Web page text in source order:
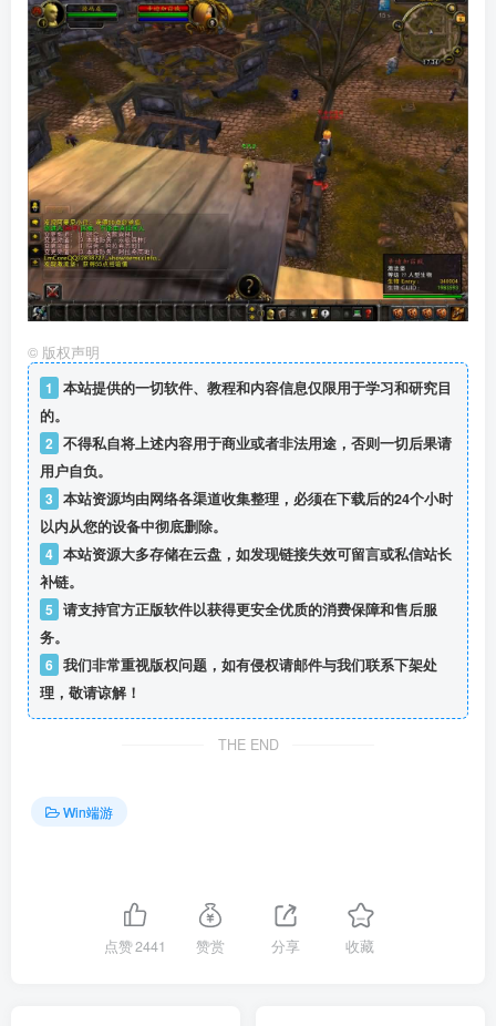
© 版权声明
1
本站提供的一切软件、教程和内容信息仅限用于学习和研究目
的。
2 不得私自将上述内容用于商业或者非法用途，否则一切后果请
用户自负。
3 本站资源均由网络各渠道收集整理，必须在下载后的24个小时
以内从您的设备中彻底删除。
4 本站资源大多存储在云盘，如发现链接失效可留言或私信站长
补链。
5 请支持官方正版软件以获得更安全优质的消费保障和售后服
务。
6 我们非常重视版权问题，如有侵权请邮件与我们联系下架处
理，敬请谅解！
THE END
Win端游
点赞2441 赞赏 分享 收藏